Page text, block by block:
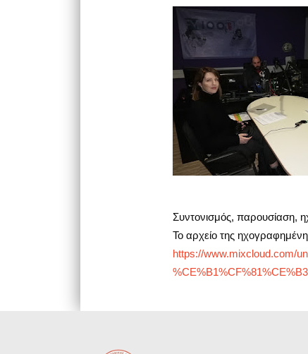
Συντονισμός, παρουσίαση,
Το αρχείο της
https://www.mixcloud.com/